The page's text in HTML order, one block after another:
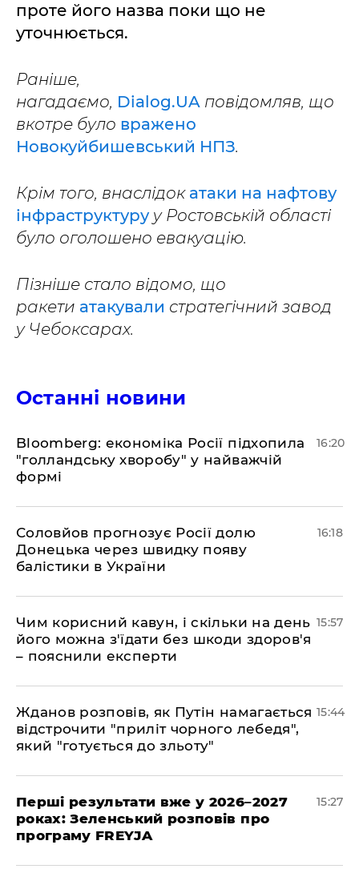
проте його назва поки що не
уточнюється.
Раніше,
нагадаємо, Dialog.UA повідомляв, що
вкотре було вражено
Новокуйбишевський НПЗ.
Крім того, внаслідок атаки на нафтову
інфраструктуруу Ростовській області
було оголошено евакуацію.
Пізніше стало відомо, що
ракети атакували стратегічний завод
у Чебоксарах.
Останні новини
Bloomberg: економіка Росії підхопила
"голландську хворобу" у найважчій
формі
16:20
Соловйов прогнозує Росії долю
Донецька через швидку появу
балістики в України
16:18
Чим корисний кавун, і скільки на день
його можна з'їдати без шкоди здоров'я
– пояснили експерти
15:57
Жданов розповів, як Путін намагається
відстрочити "приліт чорного лебедя",
який "готується до зльоту"
15:44
Перші результати вже у 2026–2027
роках: Зеленський розповів про
програму FREYJA
15:27